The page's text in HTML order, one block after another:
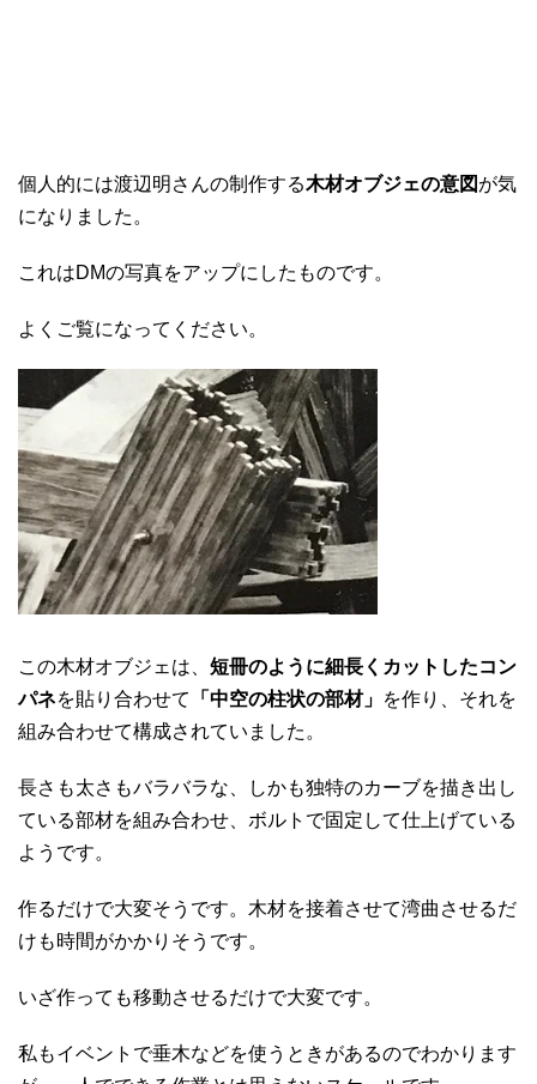
個人的には渡辺明さんの制作する木材オブジェの意図 が気
になりました。
これはDMの写真をアップにしたものです。
よくご覧になってください。
この木材オブジェは、 短冊のように細長くカットしたコン
パネを貼り合わせて 「中空の柱状の部材」 を作り、それを
組み合わせて構成されていました。
長さも太さもバラバラな、しかも独特のカーブを描き出し
ている部材を組み合わせ、ボルトで固定して仕上げている
ようです。
作るだけで大変そうです。木材を接着させて湾曲させるだ
けも時間がかかりそうです。
いざ作っても移動させるだけで大変です。
私もイベントで垂木などを使うときがあるのでわかります